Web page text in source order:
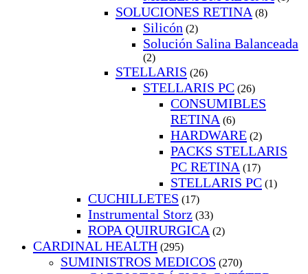
SOLUCIONES RETINA (8)
Silicón (2)
Solución Salina Balanceada
(2)
STELLARIS (26)
STELLARIS PC (26)
CONSUMIBLES
RETINA (6)
HARDWARE (2)
PACKS STELLARIS
PC RETINA (17)
STELLARIS PC (1)
CUCHILLETES (17)
Instrumental Storz (33)
ROPA QUIRURGICA (2)
CARDINAL HEALTH (295)
SUMINISTROS MEDICOS (270)